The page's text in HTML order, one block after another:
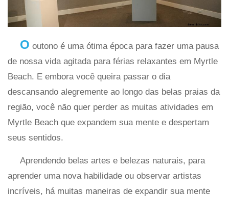
O outono é uma ótima época para fazer uma pausa
de nossa vida agitada para férias relaxantes em Myrtle
Beach. E embora você queira passar o dia
descansando alegremente ao longo das belas praias da
região, você não quer perder as muitas atividades em
Myrtle Beach que expandem sua mente e despertam
seus sentidos.
Aprendendo belas artes e belezas naturais, para
aprender uma nova habilidade ou observar artistas
incríveis, há muitas maneiras de expandir sua mente